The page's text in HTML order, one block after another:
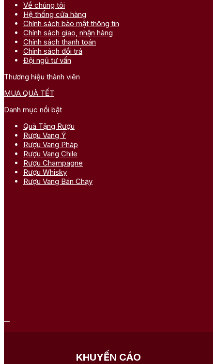
Về chúng tôi
Hệ thống cửa hàng
Chính sách bảo mật thông tin
Chính sách giao, nhận hàng
Chính sách thanh toán
Chính sách đổi trả
Đội ngũ tư vấn
Thương hiệu thành viên
MUA QUÀ TẾT
Danh mục nổi bật
Quà Tặng Rượu
Rượu Vang Ý
Rượu Vang Pháp
Rượu Vang Chile
Rượu Champagne
Rượu Whisky
Rượu Vang Bán Chạy
KHUYẾN CÁO